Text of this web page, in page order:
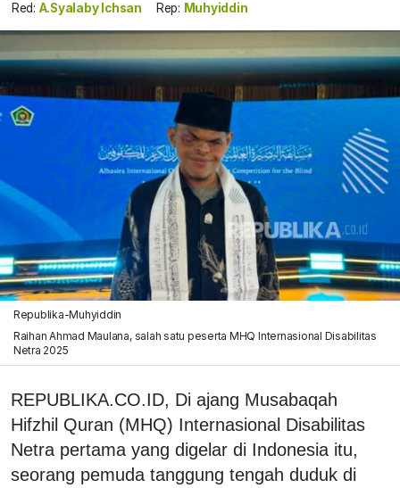
Red: A.Syalaby Ichsan Rep: Muhyiddin
Republika-Muhyiddin
Raihan Ahmad Maulana, salah satu peserta MHQ Internasional Disabilitas
Netra 2025
REPUBLIKA.CO.ID, Di ajang Musabaqah
Hifzhil Quran (MHQ) Internasional Disabilitas
Netra pertama yang digelar di Indonesia itu,
seorang pemuda tanggung tengah duduk di